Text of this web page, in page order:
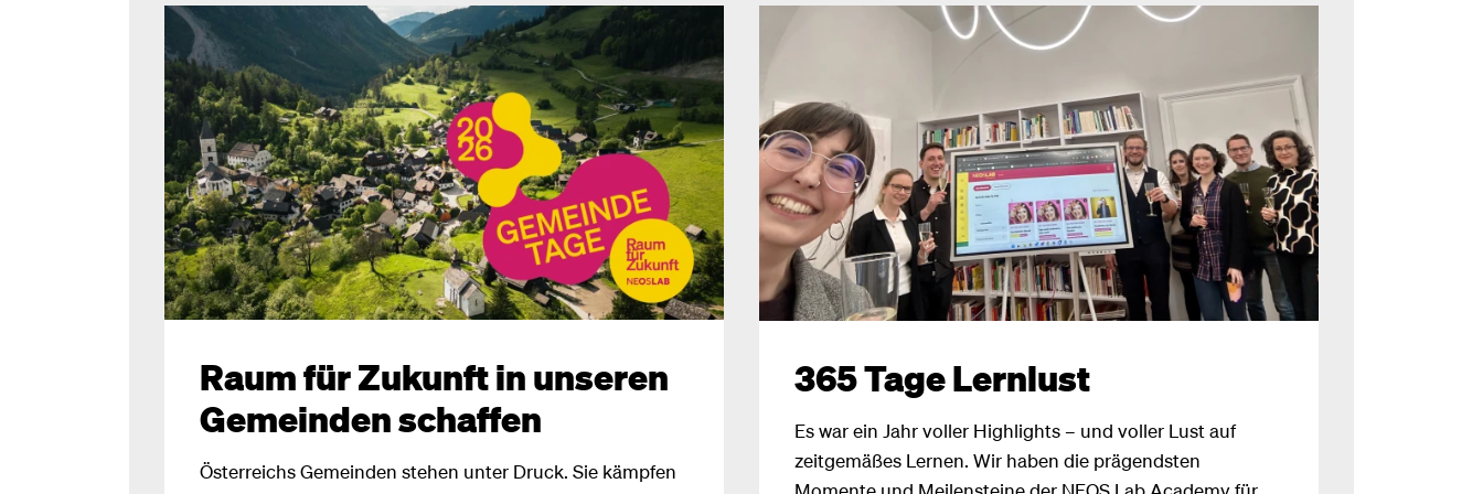
Raum für Zukunft in unseren
Gemeinden schaffen
Österreichs Gemeinden stehen unter Druck. Sie kämpfen
365 Tage Lernlust
Es war ein Jahr voller Highlights – und voller Lust auf
zeitgemäßes Lernen. Wir haben die prägendsten